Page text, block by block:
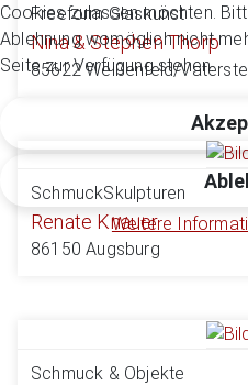
Freeform Glaskunst
Nina & Stephen Thorp
85622 Weißenfeld/
SchmuckSkulpturen
Renate Knauer
86150 Augsburg
Schmuck & Objekte
Cookies zulassen möchten.
Ablehnung womöglich nicht
Seite zur Verfügung stehen.
Weitere